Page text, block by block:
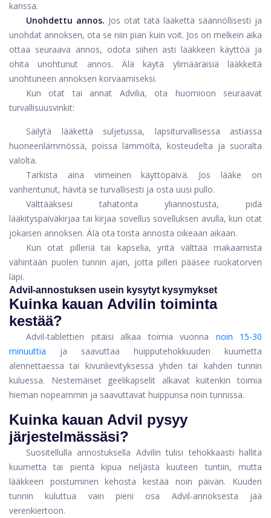
kanssa.
Unohdettu annos. Jos otat tätä lääkettä säännöllisesti ja
unohdat annoksen, ota se niin pian kuin voit. Jos on melkein aika
ottaa seuraava annos, odota siihen asti lääkkeen käyttöä ja
ohita unohtunut annos. Älä käytä ylimääräisiä lääkkeitä
unohtuneen annoksen korvaamiseksi.
Kun otat tai annat Advilia, ota huomioon seuraavat
turvallisuusvinkit:
Säilytä lääkettä suljetussa, lapsiturvallisessa astiassa
huoneenlämmössä, poissa lämmöltä, kosteudelta ja suoralta
valolta.
Tarkista aina viimeinen käyttöpäivä. Jos lääke on
vanhentunut, hävitä se turvallisesti ja osta uusi pullo.
Välttääksesi tahatonta yliannostusta, pidä
lääkityspäiväkirjaa tai kirjaa sovellus sovelluksen avulla, kun otat
jokaisen annoksen. Älä ota toista annosta oikeaan aikaan.
Kun otat pilleriä tai kapselia, yritä välttää makaamista
vähintään puolen tunnin ajan, jotta pilleri pääsee ruokatorven
läpi.
Advil-annostuksen usein kysytyt kysymykset
Kuinka kauan Advilin toiminta
kestää?
Advil-tablettien pitäisi alkaa toimia vuonna
noin 15-30
minuuttia
ja saavuttaa huipputehokkuuden kuumetta
alennettaessa tai kivunlievityksessä yhden tai kahden tunnin
kuluessa. Nestemäiset geelikapselit alkavat kuitenkin toimia
hieman nopeammin ja saavuttavat huippunsa noin tunnissa.
Kuinka kauan Advil pysyy
järjestelmässäsi?
Suositellulla annostuksella Advilin tulisi tehokkaasti hallita
kuumetta tai pientä kipua neljästä kuuteen tuntiin, mutta
lääkkeen poistuminen kehosta kestää noin päivän. Kuuden
tunnin kuluttua vain pieni osa Advil-annoksesta jää
verenkiertoon.